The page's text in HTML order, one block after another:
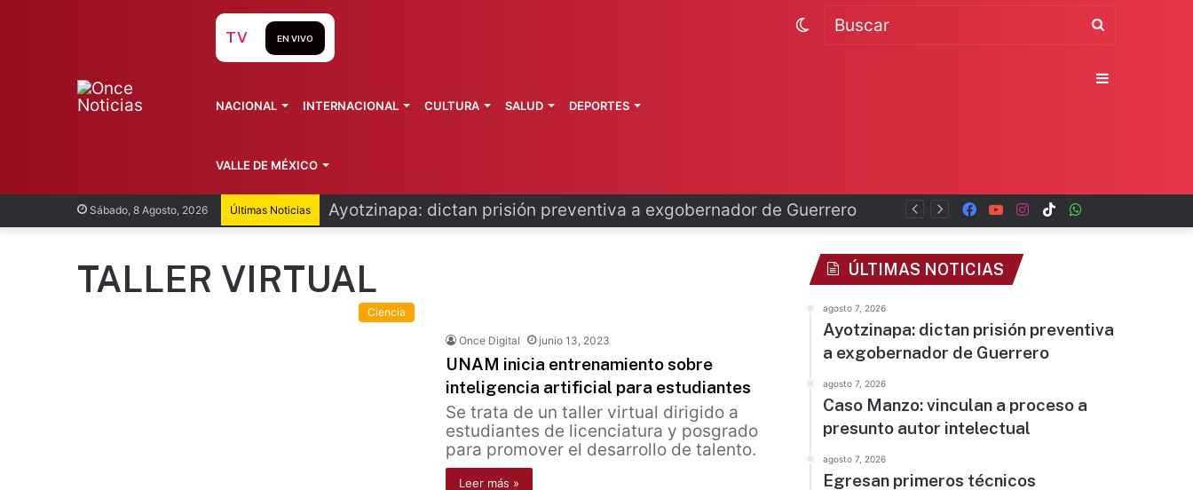
Sábado, 8 Agosto, 2026 Últimas Noticias Ayotzinapa: dictan prisión preventiva a exgobernador de Guerrero TikTok
Instagram
YouTube
Facebook
TV EN VIVO
NACIONAL INTERNACIONAL CULTURA SALUD DEPORTES
VALLE DE MÉXICO
Switch
TALLER VIRTUAL
Ciencia
Once Digital junio 13, 2023
UNAM inicia entrenamiento sobre
inteligencia artificial para estudiantes
Se trata de un taller virtual dirigido a
estudiantes de licenciatura y posgrado
para promover el desarrollo de talento.
Leer más »
ÚLTIMAS NOTICIAS
agosto 7, 2026
Ayotzinapa: dictan prisión preventiva
a exgobernador de Guerrero
agosto 7, 2026
Caso Manzo: vinculan a proceso a
presunto autor intelectual
agosto 7, 2026
Egresan primeros técnicos